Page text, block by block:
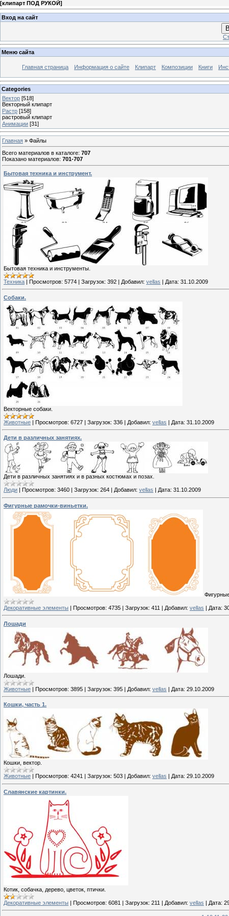
[клипарт ПОД РУКОЙ]
Вход на сайт
Меню сайта
Главная страница Информация о сайте Клипарт Композиции Книги
Categories
Вектор [518]
Векторный клипарт
Растр [158]
растровый клипарт
Анимации [31]
Главная » Файлы
Всего материалов в каталоге: 707
Показано материалов: 701-707
Бытовая техника и инструмент.
Бытовая техника и инструменты.
Техника | Просмотров: 5774 | Загрузок: 392 | Добавил: vellas | Дата: 31.10.2009
Собаки.
Векторные собаки.
Животные | Просмотров: 6727 | Загрузок: 336 | Добавил: vellas | Дата: 31.10.2009
Дети в различных занятиях.
Дети в различных занятиях и в разных костюмах и позах.
Люди Просмотров: 3460 Загрузок: 264 Добавил: vellas Дата: 31.10.2009
Фигурные рамочки-виньетки.
Декоративные элементы | Просмотров: 4735 | Загрузок: 411 | Добавил: vellas | Дата:
Лошади
Лошади.
Животные | Просмотров: 3895 | Загрузок: 395 | Добавил: vellas | Дата: 29.10.2009
Кошки, часть 1.
Кошки, вектор.
Животные Просмотров: 4241 Загрузок: 503 Добавил: vellas Дата: 29.10.2009
Славянские картинки.
Котик, собачка, дерево, цветок, птички.
Декоративные элементы | Просмотров: 6081 | Загрузок: 211 | Добавил: vellas | Дата: